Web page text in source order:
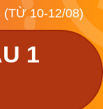
(TỪ 10-12/08)
1